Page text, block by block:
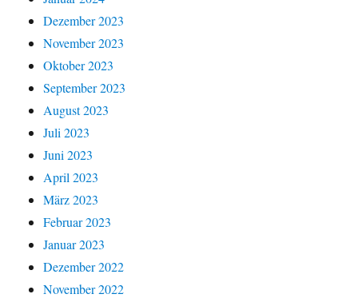
Dezember 2023
November 2023
Oktober 2023
September 2023
August 2023
Juli 2023
Juni 2023
April 2023
März 2023
Februar 2023
Januar 2023
Dezember 2022
November 2022